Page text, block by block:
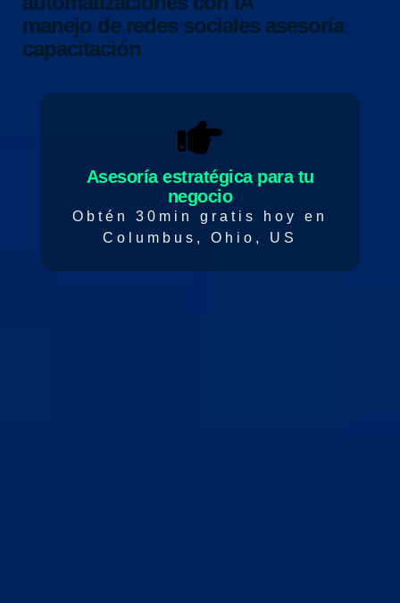
manejo de redes sociales asesoría
capacitación
Asesoría estratégica para tu
negocio
Obtén 30min gratis hoy en
Columbus, Ohio, US